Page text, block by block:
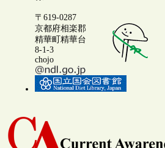
〒619-0287
京都府相楽郡
精華町精華台
8-1-3
chojo